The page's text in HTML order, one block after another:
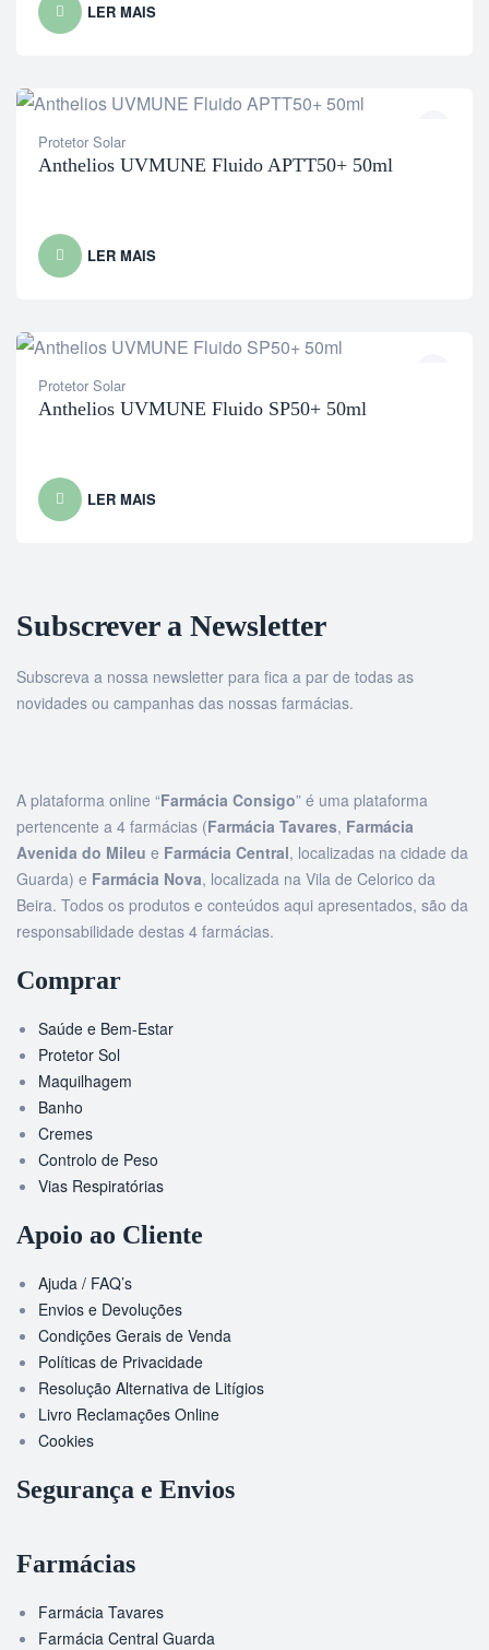
LER MAIS
Protetor Solar
Anthelios UVMUNE Fluido APTT50+ 50ml
LER MAIS
Protetor Solar
Anthelios UVMUNE Fluido SP50+ 50ml
LER MAIS
Subscrever a Newsletter
Subscreva a nossa newsletter para fica a par de todas as
novidades ou campanhas das nossas farmácias.
A plataforma online “Farmácia Consigo” é uma plataforma
pertencente a 4 farmácias (Farmácia Tavares, Farmácia
Avenida do Mileu e Farmácia Central, localizadas na cidade da
Guarda) e Farmácia Nova, localizada na Vila de Celorico da
Beira. Todos os produtos e conteúdos aqui apresentados, são da
responsabilidade destas 4 farmácias.
Comprar
Saúde e Bem-Estar
Protetor Sol
Maquilhagem
Banho
Cremes
Controlo de Peso
Vias Respiratórias
Apoio ao Cliente
Ajuda / FAQ’s
Envios e Devoluções
Condições Gerais de Venda
Políticas de Privacidade
Resolução Alternativa de Litígios
Livro Reclamações Online
Cookies
Segurança e Envios
Farmácias
Farmácia Tavares
Farmácia Central Guarda